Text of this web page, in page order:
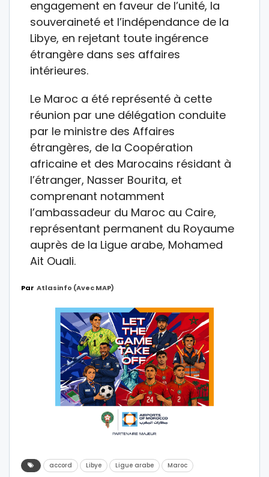
engagement en faveur de l’unité, la
souveraineté et l’indépendance de la
Libye, en rejetant toute ingérence
étrangère dans ses affaires
intérieures.
Le Maroc a été représenté à cette
réunion par une délégation conduite
par le ministre des Affaires
étrangères, de la Coopération
africaine et des Marocains résidant à
l’étranger, Nasser Bourita, et
comprenant notamment
l’ambassadeur du Maroc au Caire,
représentant permanent du Royaume
auprès de la Ligue arabe, Mohamed
Ait Ouali.
Par Atlasinfo (avec MAP)
accord Libye Ligue arabe Maroc